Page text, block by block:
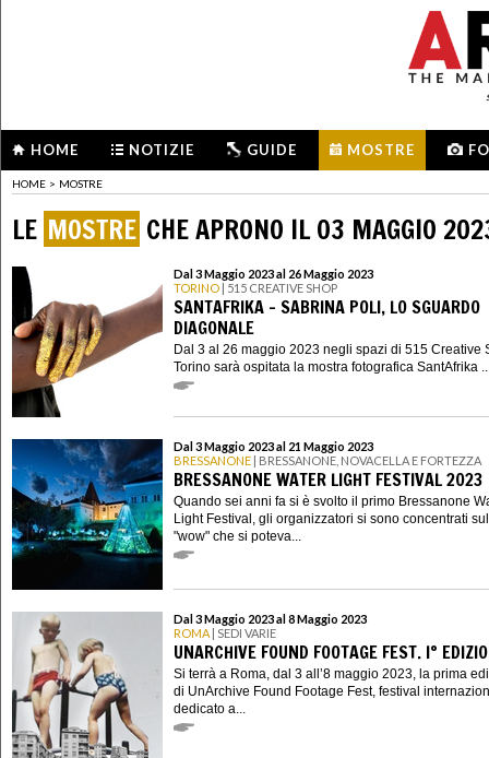
HOME NOTIZIE GUIDE MOSTRE
HOME > MOSTRE
LE MOSTRE CHE APRONO IL 03 MAGGIO
Dal 3 Maggio 2023 al 26 Maggio 2023
TORINO | 515 CREATIVE SHOP
SANTAFRIKA - SABRINA POLI, LO SGUARDO
DIAGONALE
Dal 3 al 26 maggio 2023 negli spazi di 515 Creative
Torino sarà ospitata la mostra fotografica SantAfrika
Dal 3 Maggio 2023 al 21 Maggio 2023
BRESSANONE | BRESSANONE, NOVACELLA E FORTEZZA
BRESSANONE WATER LIGHT FESTIVAL 2023
Quando sei anni fa si è svolto il primo Bressanone
Light Festival, gli organizzatori si sono concentrati
"wow" che si poteva...
Dal 3 Maggio 2023 al 8 Maggio 2023
ROMA | SEDI VARIE
UNARCHIVE FOUND FOOTAGE FEST. I°
Si terrà a Roma, dal 3 all’8 maggio 2023, la prima
di UnArchive Found Footage Fest, festival
dedicato a...